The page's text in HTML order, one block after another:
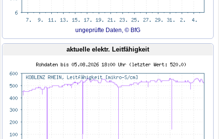
ungeprüfte Daten, © BfG
aktuelle elektr. Leitfähigkeit